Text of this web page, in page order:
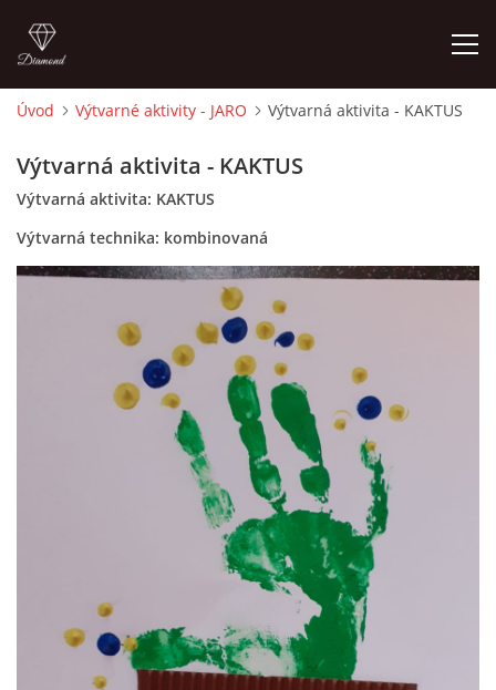
O MĚ
FOTOALBUM
DĚJINY VÝTVARNÉHO UMĚNÍ
NOVINKY ZE ŠKOLSTVÍ 2025
ROČNÍ PLÁN - INSPIRACE /DLE NOVÉHO RVP PV 2025
VZDĚLÁVACÍ BLOK ŘÍJEN
VZDĚLÁVACÍ BLOK LISTOPAD
Úvod Výtvarné aktivity - JARO Výtvarná aktivita - KAKTUS
Výtvarná aktivita - KAKTUS
Výtvarná aktivita: KAKTUS
Výtvarná technika: kombinovaná